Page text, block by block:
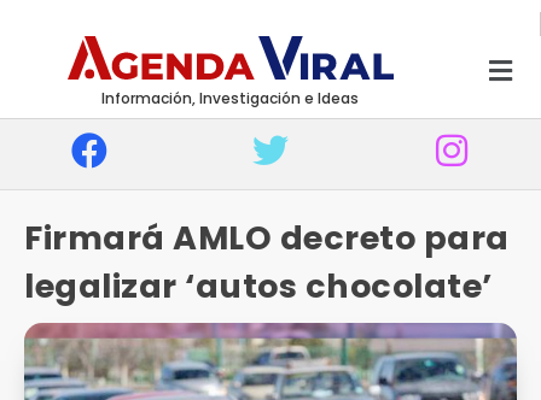
Información, Investigación e Ideas
Firmará AMLO decreto para
legalizar ‘autos chocolate’